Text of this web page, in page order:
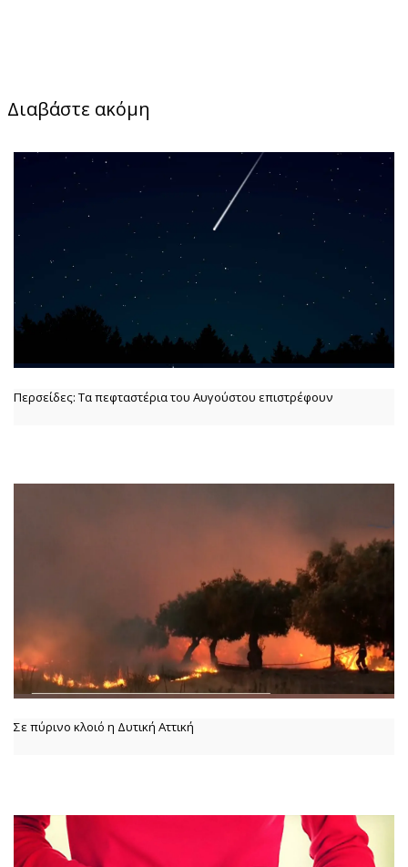
Διαβάστε ακόμη
Περσείδες: Τα πεφταστέρια του Αυγούστου επιστρέφουν
Σε πύρινο κλοιό η Δυτική Αττική